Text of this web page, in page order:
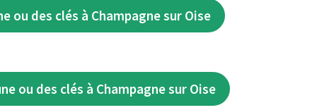
ou des clés à Champagne sur Oise
ou des clés à Champagne sur Oise